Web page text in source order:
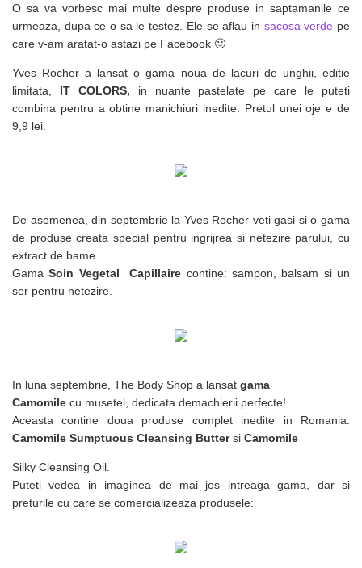
O sa va vorbesc mai multe despre produse in saptamanile ce
urmeaza, dupa ce o sa le testez. Ele se aflau in sacosa verde pe
care v-am aratat-o astazi pe Facebook 🙂
Yves Rocher a lansat o gama noua de lacuri de unghii, editie
limitata, IT COLORS, in nuante pastelate pe care le puteti
combina pentru a obtine manichiuri inedite. Pretul unei oje e de
9,9 lei.
De asemenea, din septembrie la Yves Rocher veti gasi si o gama
de produse creata special pentru ingrijrea si netezire parului, cu
extract de bame.
GamaSoin Vegetal Capillaire contine: sampon, balsam si un
ser pentru netezire.
In luna septembrie, The Body Shop a lansat gama
Camomile cu musetel, dedicata demachierii perfecte!
Aceasta contine doua produse complet inedite in Romania:
Camomile Sumptuous Cleansing Buttersi Camomile
Silky Cleansing Oil.
Puteti vedea in imaginea de mai jos intreaga gama, dar si
preturile cu care se comercializeaza produsele: